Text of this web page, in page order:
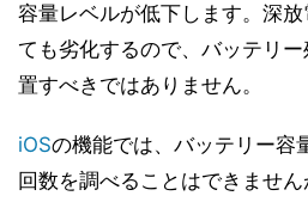
容量レベルが低下します。深
ても劣化するので、バッテリ
置すべきではありません。
iOSの機能では、バッテリー容
回数を調べることはできませ